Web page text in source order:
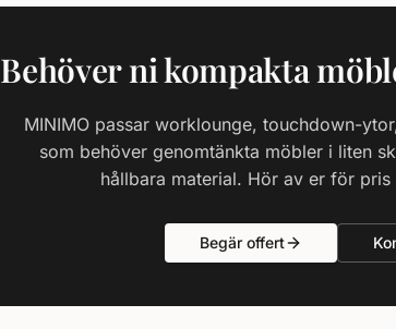
Behöver ni kompakta
MINIMO passar worklounge, touchdown-
som behöver genomtänkta möbler i liten
hållbara material. Hör av er för
Begär offert